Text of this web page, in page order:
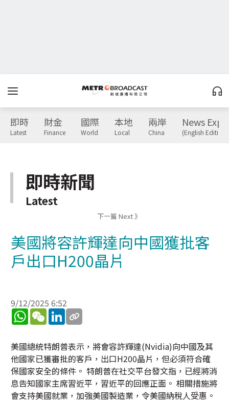
即時
Latest
財金
Finance
國際
World
本地
Local
兩岸
China
News
(English Edition)
即時新聞
Latest
下一篇 Next 》
美國將容許輝達向中國獲批客
戶出口H200晶片
9/12/2025 6:52
WhatsApp
WeChatLinkedIn
美國總統特朗普表示，將會容許輝達(Nvidia)向中國及其
他國家已獲審批的客戶，出口H200晶片，但必須符合確
保國家安全的條件。 特朗普在社交平台發文指，已經將消
息告知國家主席習近平，習近平的回應正面。 相關措施將
會支持美國就業，加強美國製造業，令美國納稅人受惠。